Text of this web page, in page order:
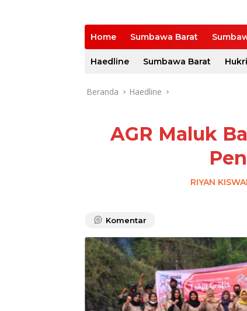
Home Sumbawa Barat
Haedline Sumbawa Barat
Beranda Haedline
AGR Maluk
RIYAN
Komentar